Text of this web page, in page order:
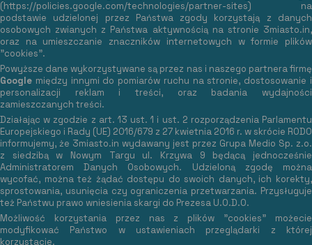
(https://policies.google.com/technologies/partner-sites) na
podstawie udzielonej przez Państwa zgody korzystają z danych
osobowych zwianych z Państwa aktywnością na stronie 3miasto.in,
oraz na umieszczanie znaczników internetowych w formie plików
"cookies".
Powyższe dane wykorzystywane są przez nas i naszego partnera firmę
Google między innymi do pomiarów ruchu na stronie, dostosowanie i
personalizacji reklam i treści, oraz badania wydajności
zamieszczanych treści.
Działając w zgodzie z art. 13 ust. 1 i ust. 2 rozporządzenia Parlamentu
Europejskiego i Rady (UE) 2016/679 z 27 kwietnia 2016 r. w skrócie RODO
informujemy, że 3miasto.in wydawany jest przez Grupa Medio Sp. z.o.
z siedzibą w Nowym Targu ul. Krzywa 9 będącą jednocześnie
Administratorem Danych Osobowych. Udzieloną zgodę można
wycofać, można też żądać dostępu do swoich danych, ich korekty,
sprostowania, usunięcia czy ograniczenia przetwarzania. Przysługuje
też Państwu prawo wniesienia skargi do Prezesa U.O.D.O.
Możliwość korzystania przez nas z plików "cookies" możecie
modyfikować Państwo w ustawieniach przeglądarki z której
korzystacie.